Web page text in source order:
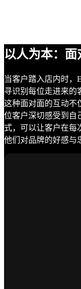
以人为本：
当客户踏入店内时，
寻识别每位走进来的
这种面对面的互动不
位客户深切感受到自
式，可以让客户在每
他们对品牌的好感与